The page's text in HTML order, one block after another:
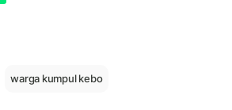
warga kumpul kebo